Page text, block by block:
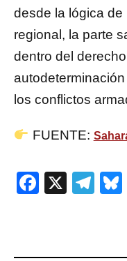
desde la lógica de
regional, la parte
dentro del
los conflictos
FUENTE:
Facebook
X